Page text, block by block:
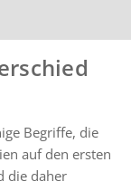
Begriffe, die
auf den ersten
die daher